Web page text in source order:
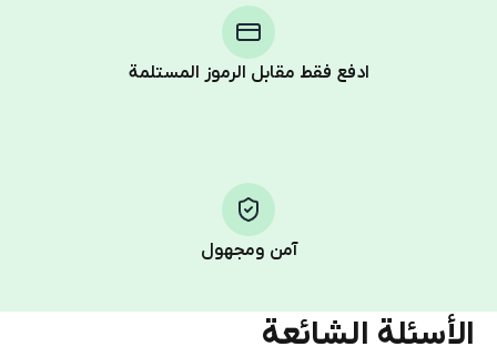
ادفع فقط مقابل الرموز المستلمة
آمن ومجهول
الأسئلة الشائعة
Telegram using your card (or Google Pay, Apple Pay, or
other supported methods).
You use those Stars to pay our bot and complete the
Pay with Telegram Stars